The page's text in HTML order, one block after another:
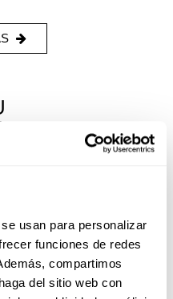
usan para personalizar
funciones de redes
compartimos
del sitio web con
jugar sintiendo los